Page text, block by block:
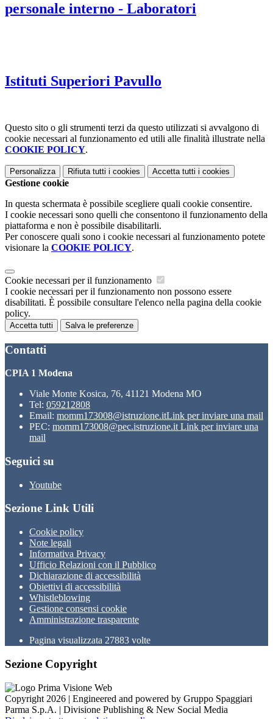
personale interno - Laboratori
Istituti Superiori Pavullo
Questo sito o gli strumenti terzi da questo utilizzati si avvalgono di
cookie necessari al funzionamento ed utili alle finalità illustrate nella
COOKIE POLICY.
Personalizza Rifiuta tutti i cookies Accetta tutti i cookies
Gestione cookie
In questa schermata è possibile scegliere quali cookie consentire.
I cookie necessari sono quelli che consentono il funzionamento della
piattaforma e non è possibile disabilitarli.
Per conoscere quali sono i cookie necessari al funzionamento potete
visionare la COOKIE POLICY.
Cookie necessari per il funzionamento
I cookie necessari per il funzionamento non possono essere
disabilitati. È possibile consultare l'elenco nella pagina della cookie
policy.
Accetta tutti Salva le preferenze
Contatti
CPIA 1 Modena
Viale Monte Kosica, 76, 41121 Modena MO
Tel: 059212808
Email: momm173008@istruzione.itLink per inviare una mail
PEC: momm173008@pec.istruzione.it Link per inviare una
mail
Seguici su
Youtube
Sezione Link Utili
Cookie policy
Note legali
Informativa Privacy
Ufficio Relazioni con il Pubblico
Dichiarazione di accessibilità
Obiettivi di accessibilità
Whistleblowing
Gestione consensi cookie
Amministrazione trasparente
Pagina visualizzata 27883 volte
Sezione Copyright
Copyright 2026 | Engineered and powered by Gruppo Spaggiari
Parma S.p.A. | Divisione Publishing & New Social Media